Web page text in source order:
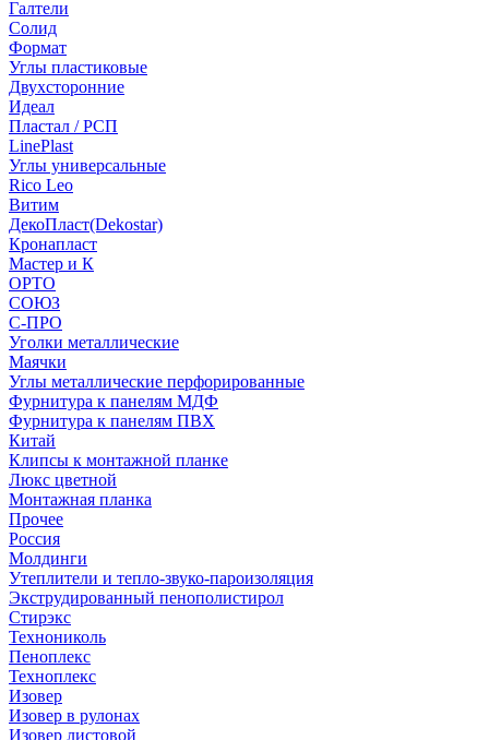
Галтели
Солид
Формат
Углы пластиковые
Двухсторонние
Идеал
Пластал / РСП
LinePlast
Углы универсальные
Rico Leo
Витим
ДекоПласт(Dekostar)
Кронапласт
Мастер и К
ОРТО
СОЮЗ
С-ПРО
Уголки металлические
Маячки
Углы металлические перфорированные
Фурнитура к панелям МДФ
Фурнитура к панелям ПВХ
Китай
Клипсы к монтажной планке
Люкс цветной
Монтажная планка
Прочее
Россия
Молдинги
Утеплители и тепло-звуко-пароизоляция
Экструдированный пенополистирол
Стирэкс
Технониколь
Пеноплекс
Техноплекс
Изовер
Изовер в рулонах
Изовер листовой